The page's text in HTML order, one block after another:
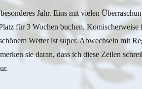
Jahr. Eins mit vielen
für 3 Wochen buchen.
Wetter ist super. Abwechseln mit
sie daran, dass ich diese Zeilen